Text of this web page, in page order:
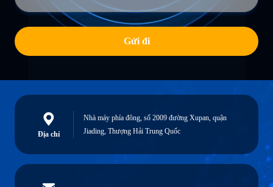
Gửi đi
Địa chỉ
Nhà máy phía đông, số 2009 đường Xupan, quận
Jiading, Thượng Hải Trung Quốc